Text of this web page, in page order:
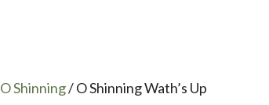
O Shinning/ O Shinning Wath’s Up